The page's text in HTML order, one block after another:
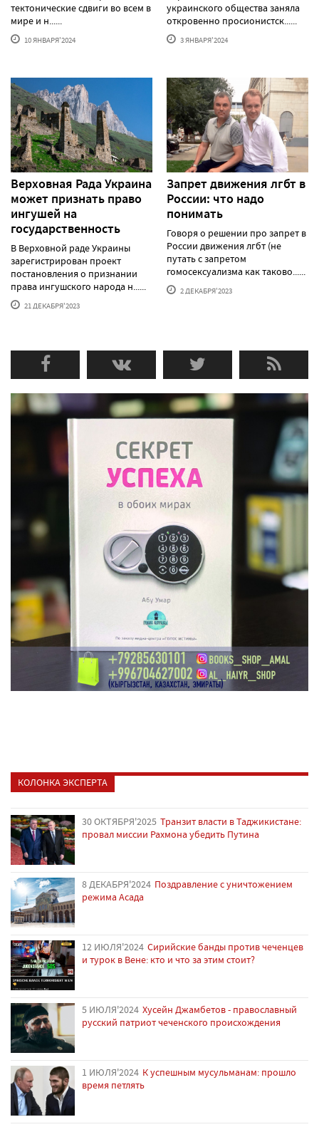
тектонические сдвиги во всем в
мире и н......
10 ЯНВАРЯ'2024
украинского общества заняла
откровенно просионистск......
3 ЯНВАРЯ'2024
Верховная Рада Украина
может признать право
ингушей на
государственность
В Верховной раде Украины
зарегистрирован проект
постановления о признании
права ингушского народа н......
21 ДЕКАБРЯ'2023
Запрет движения лгбт в
России: что надо
понимать
Говоря о решении про запрет в
России движения лгбт (не
путать с запретом
гомосексуализма как таково......
2 ДЕКАБРЯ'2023
КОЛОНКА ЭКСПЕРТА
30 ОКТЯБРЯ'2025 Транзит власти в Таджикистане:
провал миссии Рахмона убедить Путина
8 ДЕКАБРЯ'2024 Поздравление с уничтожением
режима Асада
12 ИЮЛЯ'2024 Сирийские банды против чеченцев
и турок в Вене: кто и что за этим стоит?
5 ИЮЛЯ'2024 Хусейн Джамбетов - православный
русский патриот чеченского происхождения
1 ИЮЛЯ'2024 К успешным мусульманам: прошло
время петлять